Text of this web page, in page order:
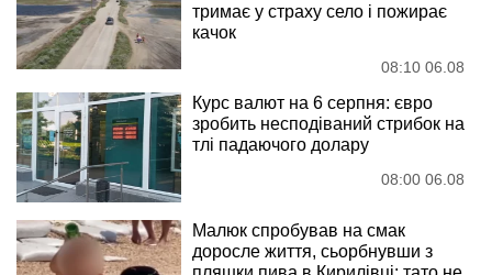
тримає у страху село і пожирає
качок
08:10 06.08
Курс валют на 6 серпня: євро
зробить несподіваний стрибок на
тлі падаючого долару
08:00 06.08
Малюк спробував на смак
доросле життя, сьорбнувши з